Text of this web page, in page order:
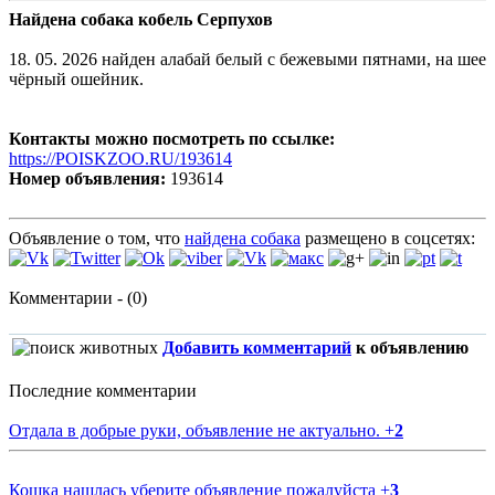
Найдена собака кобель Серпухов
18. 05. 2026 найден алабай белый с бежевыми пятнами, на шее
чёрный ошейник.
Контакты можно посмотреть по ссылке:
https://POISKZOO.RU/193614
Номер объявления: 193614
Объявление о том, что найдена собака размещено в соцсетях:
Комментарии - (0)
Добавить комментарий к объявлению
Последние комментарии
Отдала в добрые руки, объявление не актуально. +2
Кошка нашлась уберите объявление пожалуйста +3